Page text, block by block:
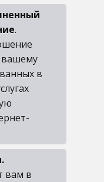
.
вашему
в
вам в